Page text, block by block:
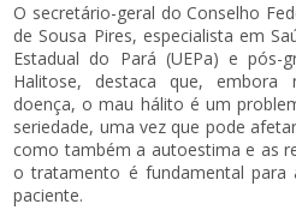
O secretário-geral do Conselho
de Sousa Pires, especialista em
Estadual do Pará (UEPa) e pós-
Halitose, destaca que, embora
doença, o mau hálito é um
seriedade, uma vez que pode
como também a autoestima e as
o tratamento é fundamental para
paciente.